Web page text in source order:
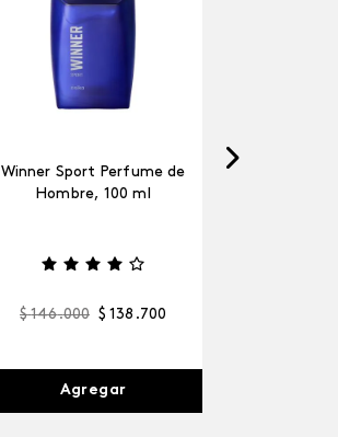
Winner Sport Perfume de
Hombre, 100 ml
$ 146.000 $ 138 .700
Agregar